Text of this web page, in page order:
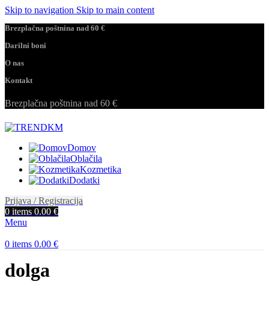
Skip to navigation Skip to main content
Brezplačna poštnina nad 60 €
Darilni boni
O nas
Kontakt
Brezplačna poštnina nad 60 €
Domov
Oblačila
Kozmetika
Dodatki
Prijava / Registracija
0 items 0.00 €
Menu
0 items 0.00 €
dolga